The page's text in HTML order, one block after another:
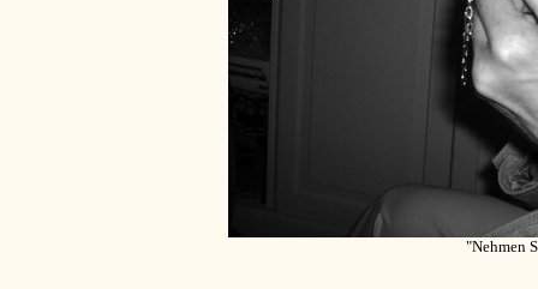
"Nehmen